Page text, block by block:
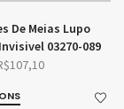
De Meias Lupo
03270-089
107,10